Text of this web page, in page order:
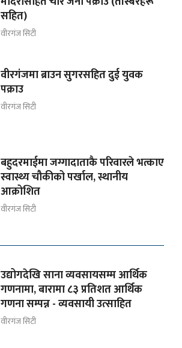
सहित)
वीरगंज सिटी
वीरगंजमा ब्राउन सुगरसहित दुई युवक
पक्राउ
वीरगंज सिटी
बहुदरमाईमा जग्गादाताकै परिवारले भत्काए
स्वास्थ्य चौकीको पर्खाल, स्थानीय
आक्रोशित
वीरगंज सिटी
उद्योगदेखि साना व्यवसायसम्म आर्थिक
गणनामा, बारामा ८३ प्रतिशत आर्थिक
गणना सम्पन्न - व्यवसायी उत्साहित
वीरगंज सिटी